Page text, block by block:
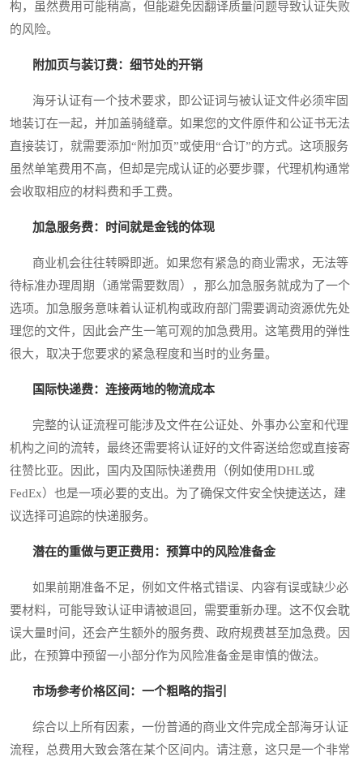
构，虽然费用可能稍高，但能避免因翻译质量问题导致认证失败
的风险。
附加页与装订费：细节处的开销
海牙认证有一个技术要求，即公证词与被认证文件必须牢固
地装订在一起，并加盖骑缝章。如果您的文件原件和公证书无法
直接装订，就需要添加“附加页”或使用“合订”的方式。这项服务
虽然单笔费用不高，但却是完成认证的必要步骤，代理机构通常
会收取相应的材料费和手工费。
加急服务费：时间就是金钱的体现
商业机会往往转瞬即逝。如果您有紧急的商业需求，无法等
待标准办理周期（通常需要数周），那么加急服务就成为了一个
选项。加急服务意味着认证机构或政府部门需要调动资源优先处
理您的文件，因此会产生一笔可观的加急费用。这笔费用的弹性
很大，取决于您要求的紧急程度和当时的业务量。
国际快递费：连接两地的物流成本
完整的认证流程可能涉及文件在公证处、外事办公室和代理
机构之间的流转，最终还需要将认证好的文件寄送给您或直接寄
往赞比亚。因此，国内及国际快递费用（例如使用DHL或
FedEx）也是一项必要的支出。为了确保文件安全快捷送达，建
议选择可追踪的快递服务。
潜在的重做与更正费用：预算中的风险准备金
如果前期准备不足，例如文件格式错误、内容有误或缺少必
要材料，可能导致认证申请被退回，需要重新办理。这不仅会耽
误大量时间，还会产生额外的服务费、政府规费甚至加急费。因
此，在预算中预留一小部分作为风险准备金是审慎的做法。
市场参考价格区间：一个粗略的指引
综合以上所有因素，一份普通的商业文件完成全部海牙认证
流程，总费用大致会落在某个区间内。请注意，这只是一个非常